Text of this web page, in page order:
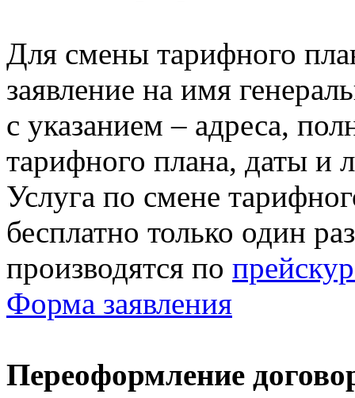
Для смены тарифного
заявление на имя
с указанием – адреса,
тарифного плана, даты
Услуга по смене
бесплатно только один
производятся по
Форма заявления
Переоформление